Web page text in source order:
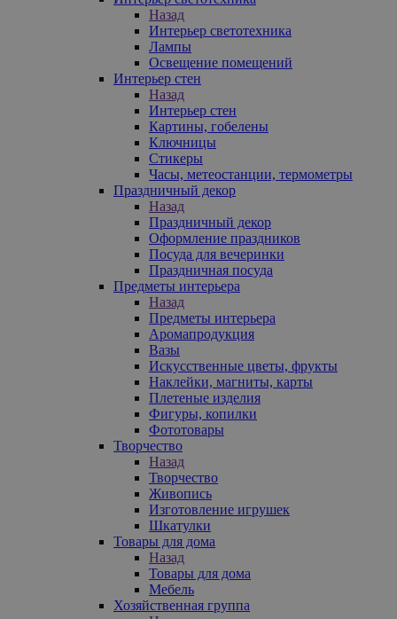
Назад
Интерьер светотехника
Лампы
Освещение помещений
Интерьер стен
Назад
Интерьер стен
Картины, гобелены
Ключницы
Стикеры
Часы, метеостанции, термометры
Праздничный декор
Назад
Праздничный декор
Оформление праздников
Посуда для вечеринки
Праздничная посуда
Предметы интерьера
Назад
Предметы интерьера
Аромапродукция
Вазы
Искусственные цветы, фрукты
Наклейки, магниты, карты
Плетеные изделия
Фигуры, копилки
Фототовары
Творчество
Назад
Творчество
Живопись
Изготовление игрушек
Шкатулки
Товары для дома
Назад
Товары для дома
Мебель
Хозяйственная группа